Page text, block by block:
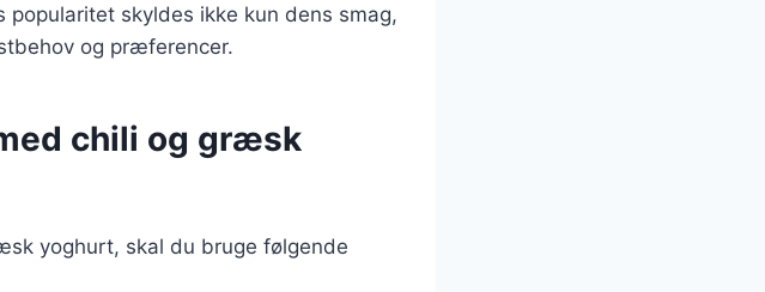
skyldes ikke kun dens smag,
og præferencer.
chili og græsk
yoghurt, skal du bruge følgende